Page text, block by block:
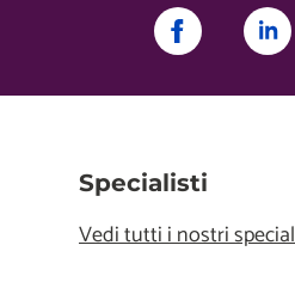
Specialisti
Vedi tutti i nostri